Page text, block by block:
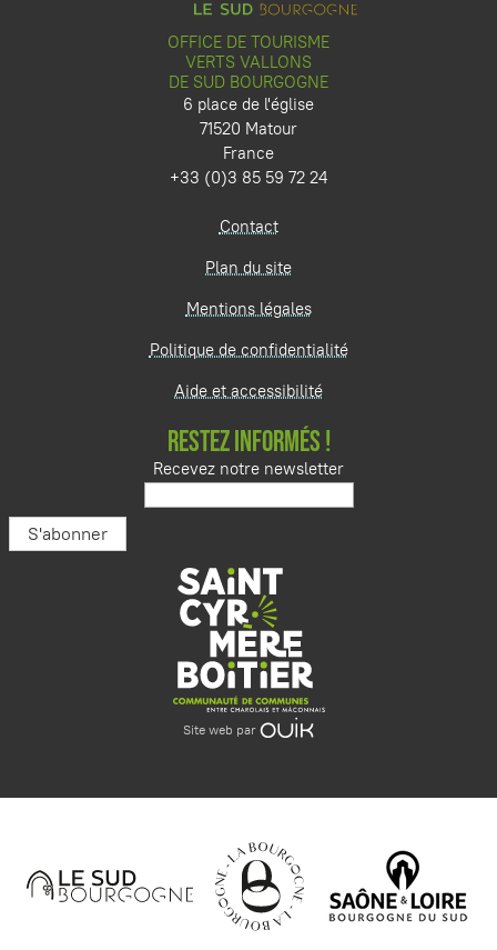
OFFICE DE TOURISME
VERTS VALLONS
DE SUD BOURGOGNE
6 place de l'église
71520 Matour
France
+33 (0)3 85 59 72 24
Contact
Plan du site
Mentions légales
Politique de confidentialité
Aide et accessibilité
RESTEZ INFORMÉS !
Recevez notre newsletter
Site web par